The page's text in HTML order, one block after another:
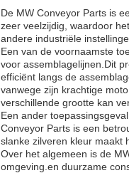
De MW Conveyor Parts is
zeer veelzijdig, waardoor
andere industriële
Een van de voornaamste
voor assemblagelijnen.Dit
efficiënt langs de
vanwege zijn krachtige
verschillende grootte kan
Een ander
Conveyor Parts is een
slanke zilveren kleur maakt
Over het algemeen is de
omgeving.en duurzame